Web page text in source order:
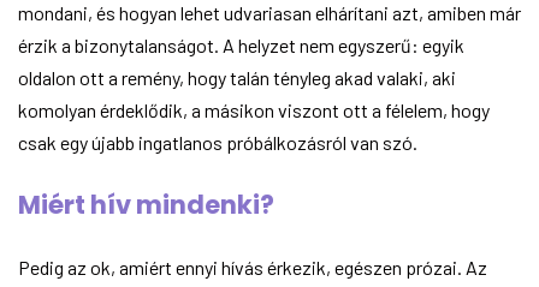
mondani, és hogyan lehet udvariasan elhárítani azt, amiben már
érzik a bizonytalanságot. A helyzet nem egyszerű: egyik
oldalon ott a remény, hogy talán tényleg akad valaki, aki
komolyan érdeklődik, a másikon viszont ott a félelem, hogy
csak egy újabb ingatlanos próbálkozásról van szó.
Miért hív mindenki?
Pedig az ok, amiért ennyi hívás érkezik, egészen prózai. Az